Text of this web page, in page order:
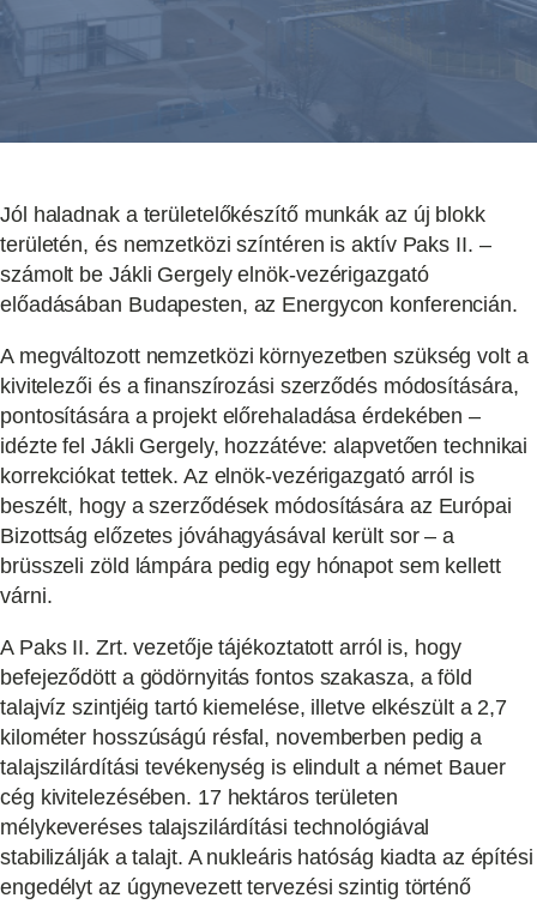
Jól haladnak a területelőkészítő munkák az új blokk
területén, és nemzetközi színtéren is aktív Paks II. –
számolt be Jákli Gergely elnök-vezérigazgató
előadásában Budapesten, az Energycon konferencián.
A megváltozott nemzetközi környezetben szükség volt a
kivitelezői és a finanszírozási szerződés módosítására,
pontosítására a projekt előrehaladása érdekében –
idézte fel Jákli Gergely, hozzátéve: alapvetően technikai
korrekciókat tettek. Az elnök-vezérigazgató arról is
beszélt, hogy a szerződések módosítására az Európai
Bizottság előzetes jóváhagyásával került sor – a
brüsszeli zöld lámpára pedig egy hónapot sem kellett
várni.
A Paks II. Zrt. vezetője tájékoztatott arról is, hogy
befejeződött a gödörnyitás fontos szakasza, a föld
talajvíz szintjéig tartó kiemelése, illetve elkészült a 2,7
kilométer hosszúságú résfal, novemberben pedig a
talajszilárdítási tevékenység is elindult a német Bauer
cég kivitelezésében. 17 hektáros területen
mélykeveréses talajszilárdítási technológiával
stabilizálják a talajt. A nukleáris hatóság kiadta az építési
engedélyt az úgynevezett tervezési szintig történő